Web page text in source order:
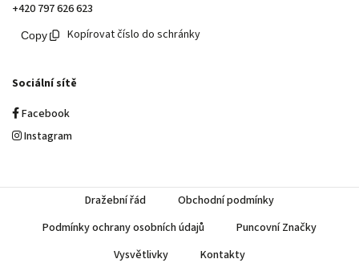
+420 797 626 623
Kopírovat číslo do schránky
Sociální sítě
Facebook
Instagram
Dražební řád
Obchodní podmínky
Podmínky ochrany osobních údajů
Puncovní Značky
Vysvětlivky
Kontakty